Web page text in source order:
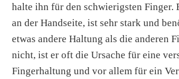
halte ihn für den schwierigsten Finger.
an der Handseite, ist sehr stark und
etwas andere Haltung als die anderen
nicht, ist er oft die Ursache für eine
Fingerhaltung und vor allem für ein